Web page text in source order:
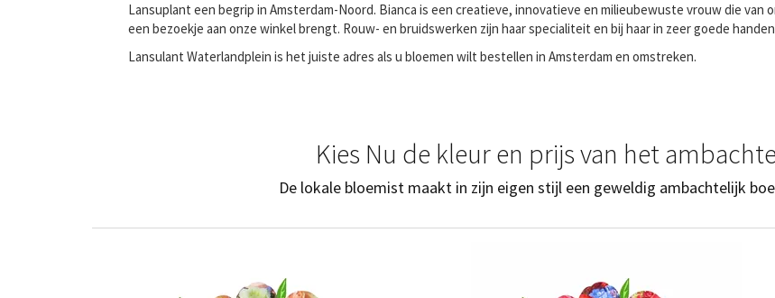
Lansuplant een begrip in Amsterdam-Noord. Bianca is een creatieve, innovatieve en milieubewuste vrouw die
een bezoekje aan onze winkel brengt. Rouw- en bruidswerken zijn haar specialiteit en bij haar in zeer goede
Lansulant Waterlandplein is het juiste adres als u bloemen wilt bestellen in Amsterdam en omstreken.
Kies Nu de kleur en prijs van het
De lokale bloemist maakt in zijn eigen stijl een geweldig ambachtelijk